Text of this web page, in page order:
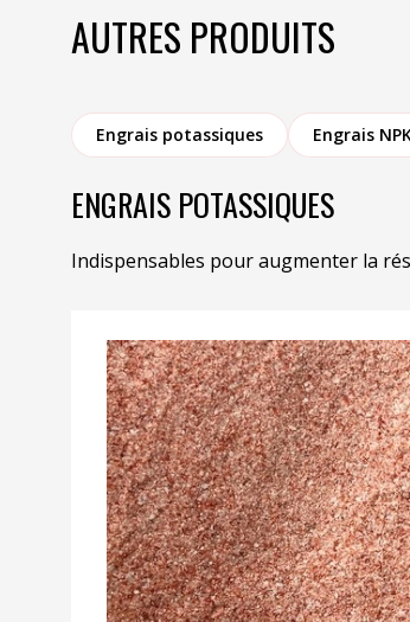
AUTRES PRODUITS
Engrais potassiques Engrais
ENGRAIS POTASSIQUES
Indispensables pour augmenter la